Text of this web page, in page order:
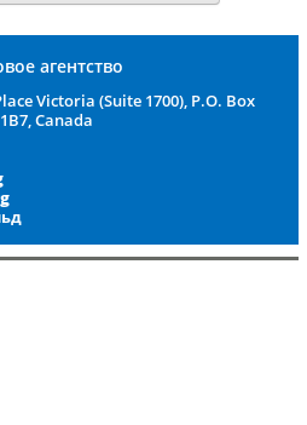
агентство
Victoria (Suite 1700), P.O. Box
Canada